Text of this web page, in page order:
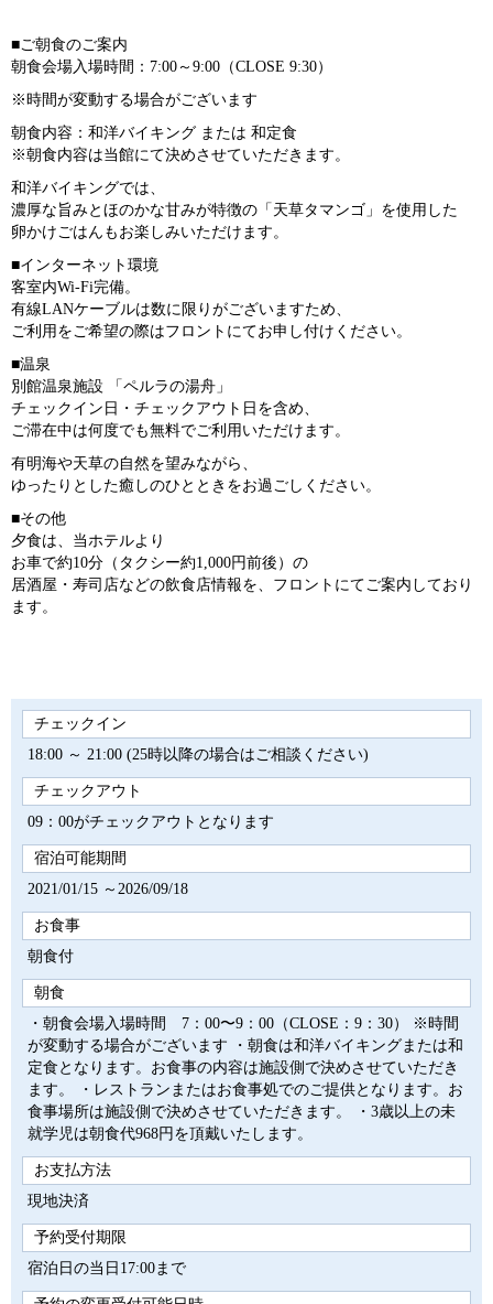
■ご朝食のご案内
朝食会場入場時間：7:00～9:00（CLOSE 9:30）
※時間が変動する場合がございます
朝食内容：和洋バイキング または 和定食
※朝食内容は当館にて決めさせていただきます。
和洋バイキングでは、
濃厚な旨みとほのかな甘みが特徴の「天草タマンゴ」を使用した
卵かけごはんもお楽しみいただけます。
■インターネット環境
客室内Wi-Fi完備。
有線LANケーブルは数に限りがございますため、
ご利用をご希望の際はフロントにてお申し付けください。
■温泉
別館温泉施設 「ペルラの湯舟」
チェックイン日・チェックアウト日を含め、
ご滞在中は何度でも無料でご利用いただけます。
有明海や天草の自然を望みながら、
ゆったりとした癒しのひとときをお過ごしください。
■その他
夕食は、当ホテルより
お車で約10分（タクシー約1,000円前後）の
居酒屋・寿司店などの飲食店情報を、フロントにてご案内しており
ます。
チェックイン
18:00 ～ 21:00 (25時以降の場合はご相談ください)
チェックアウト
09：00がチェックアウトとなります
宿泊可能期間
2021/01/15 ～2026/09/18
お食事
朝食付
朝食
・朝食会場入場時間 7：00〜9：00（CLOSE：9：30） ※時間
が変動する場合がございます ・朝食は和洋バイキングまたは和
定食となります。お食事の内容は施設側で決めさせていただき
ます。 ・レストランまたはお食事処でのご提供となります。お
食事場所は施設側で決めさせていただきます。 ・3歳以上の未
就学児は朝食代968円を頂戴いたします。
お支払方法
現地決済
予約受付期限
宿泊日の当日17:00まで